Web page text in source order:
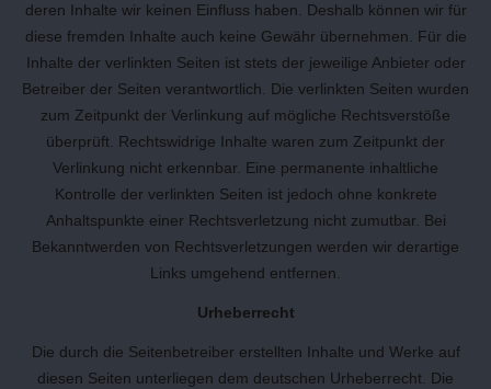
deren Inhalte wir keinen Einfluss haben. Deshalb können wir für
diese fremden Inhalte auch keine Gewähr übernehmen. Für die
Inhalte der verlinkten Seiten ist stets der jeweilige Anbieter oder
Betreiber der Seiten verantwortlich. Die verlinkten Seiten wurden
zum Zeitpunkt der Verlinkung auf mögliche Rechtsverstöße
überprüft. Rechtswidrige Inhalte waren zum Zeitpunkt der
Verlinkung nicht erkennbar. Eine permanente inhaltliche
Kontrolle der verlinkten Seiten ist jedoch ohne konkrete
Anhaltspunkte einer Rechtsverletzung nicht zumutbar. Bei
Bekanntwerden von Rechtsverletzungen werden wir derartige
Links umgehend entfernen.
Urheberrecht
Die durch die Seitenbetreiber erstellten Inhalte und Werke auf
diesen Seiten unterliegen dem deutschen Urheberrecht. Die